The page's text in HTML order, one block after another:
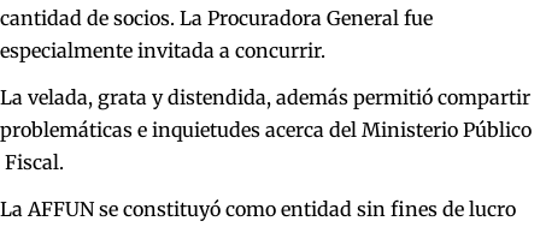
cantidad de socios. La Procuradora General fue
especialmente invitada a concurrir.
La velada, grata y distendida, además permitió compartir
problemáticas e inquietudes acerca del Ministerio Público
Fiscal.
La AFFUN se constituyó como entidad sin fines de lucro